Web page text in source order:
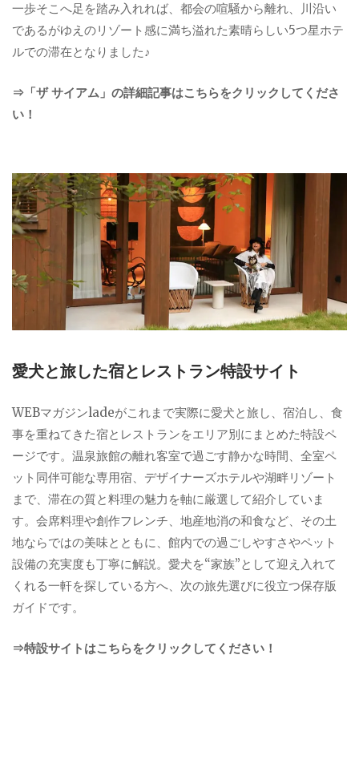
一歩そこへ足を踏み入れれば、都会の喧騒から離れ、川沿い
であるがゆえのリゾート感に満ち溢れた素晴らしい5つ星ホテ
ルでの滞在となりました♪
⇒「ザ サイアム」の詳細記事はこちらをクリックしてくださ
い！
愛犬と旅した宿とレストラン特設サイト
WEBマガジンladeがこれまで実際に愛犬と旅し、宿泊し、食
事を重ねてきた宿とレストランをエリア別にまとめた特設ペ
ージです。温泉旅館の離れ客室で過ごす静かな時間、全室ペ
ット同伴可能な専用宿、デザイナーズホテルや湖畔リゾート
まで、滞在の質と料理の魅力を軸に厳選して紹介していま
す。会席料理や創作フレンチ、地産地消の和食など、その土
地ならではの美味とともに、館内での過ごしやすさやペット
設備の充実度も丁寧に解説。愛犬を“家族”として迎え入れて
くれる一軒を探している方へ、次の旅先選びに役立つ保存版
ガイドです。
⇒特設サイトはこちらをクリックしてください！